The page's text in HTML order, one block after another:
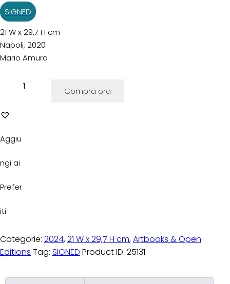
SIGNED
21 W x 29,7 H cm
Napoli, 2020
Mario Amura
Compra ora
Aggiu
ngi ai
Prefer
iti
Categorie: 2024,21 W x 29,7 H cm,Artbooks & Open
Editions Tag: SIGNED Product ID: 25131